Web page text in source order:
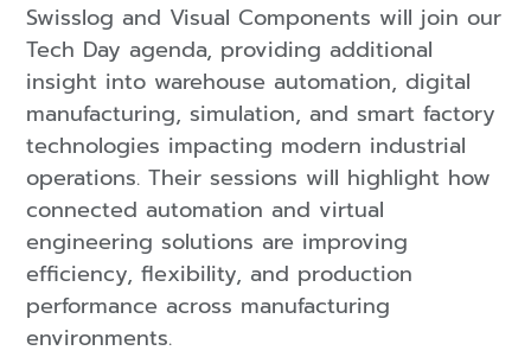
Swisslog and Visual Components will join our
Tech Day agenda, providing additional
insight into warehouse automation, digital
manufacturing, simulation, and smart factory
technologies impacting modern industrial
operations. Their sessions will highlight how
connected automation and virtual
engineering solutions are improving
efficiency, flexibility, and production
performance across manufacturing
environments.